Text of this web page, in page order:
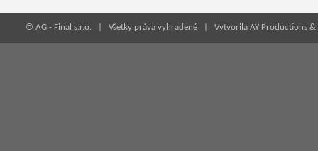
© AG - Final s.r.o. | Všetky práva vyhradené | Vytvorila AY Productions